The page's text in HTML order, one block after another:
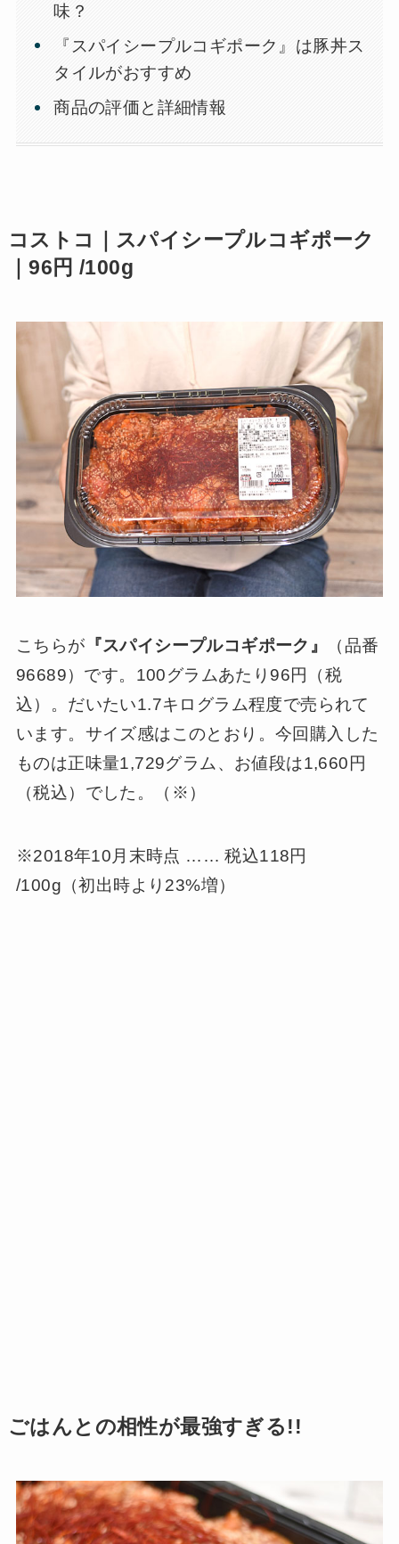
味？
『スパイシープルコギポーク』は豚丼ス
タイルがおすすめ
商品の評価と詳細情報
コストコ｜スパイシープルコギポーク
｜96円 /100g
こちらが 『スパイシープルコギポーク』
（品番
96689）です。100グラムあたり96円（税
込）。だいたい1.7キログラム程度で売られて
います。サイズ感はこのとおり。今回購入した
ものは正味量1,729グラム、お値段は1,660円
（税込）でした。（※）
※2018年10月末時点 …… 税込118円
/100g（初出時より23%増）
ごはんとの相性が最強すぎる!!